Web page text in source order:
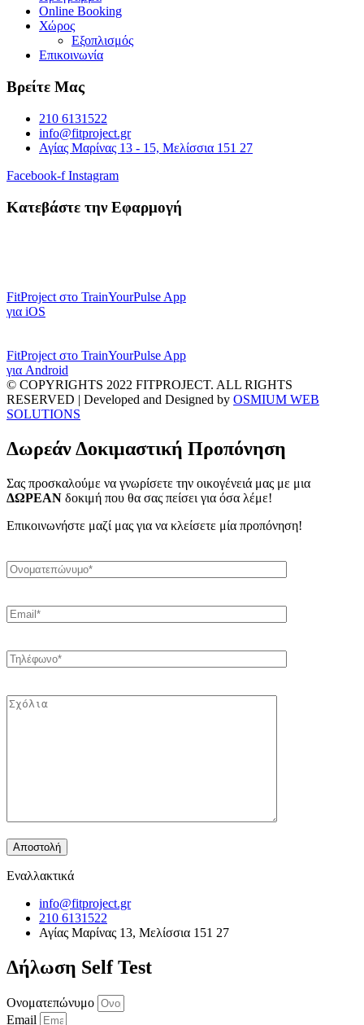
Online Booking
Χώρος
Εξοπλισμός
Επικοινωνία
Βρείτε Μας
210 6131522
info@fitproject.gr
Αγίας Μαρίνας 13 - 15, Μελίσσια 151 27
Facebook-f Instagram
Κατεβάστε την Εφαρμογή
FitProject στο TrainYourPulse App
για iOS
FitProject στο TrainYourPulse App
για Android
© COPYRIGHTS 2022 FITPROJECT. ALL RIGHTS
RESERVED | Developed and Designed by OSMIUM WEB
SOLUTIONS
Δωρεάν Δοκιμαστική Προπόνηση
Σας προσκαλούμε να γνωρίσετε την οικογένειά μας με μια
ΔΩΡΕΑΝ δοκιμή που θα σας πείσει για όσα λέμε!
Επικοινωνήστε μαζί μας για να κλείσετε μία προπόνηση!
Εναλλακτικά
info@fitproject.gr
210 6131522
Αγίας Μαρίνας 13, Μελίσσια 151 27
Δήλωση Self Test
Ονοματεπώνυμο
Email